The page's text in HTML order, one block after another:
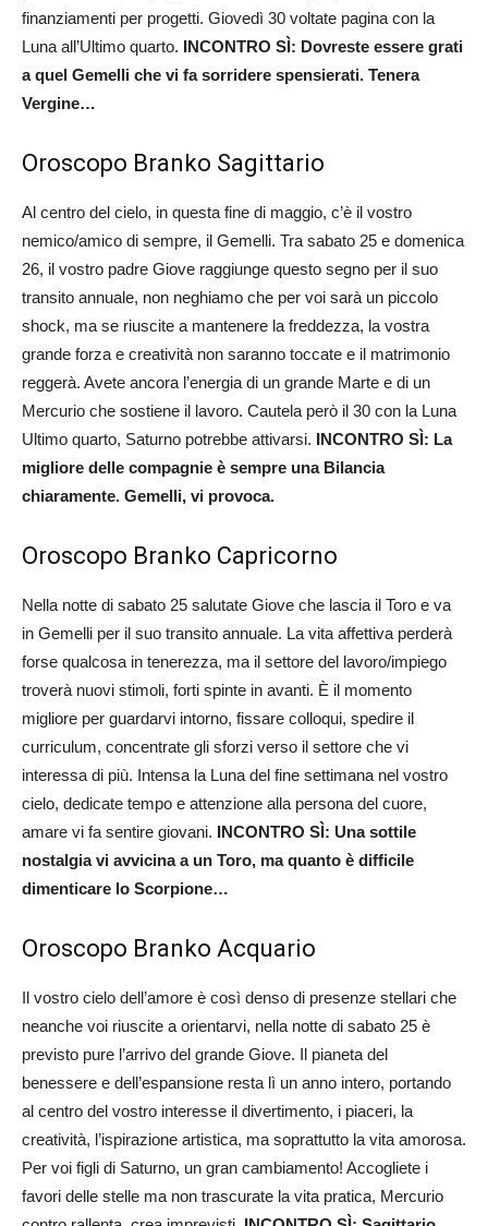
finanziamenti per progetti. Giovedì 30 voltate pagina con la
Luna all’Ultimo quarto. INCONTRO SÌ: Dovreste essere grati
a quel Gemelli che vi fa sorridere spensierati. Tenera
Vergine…
Oroscopo Branko Sagittario
Al centro del cielo, in questa fine di maggio, c’è il vostro
nemico/amico di sempre, il Gemelli. Tra sabato 25 e domenica
26, il vostro padre Giove raggiunge questo segno per il suo
transito annuale, non neghiamo che per voi sarà un piccolo
shock, ma se riuscite a mantenere la freddezza, la vostra
grande forza e creatività non saranno toccate e il matrimonio
reggerà. Avete ancora l’energia di un grande Marte e di un
Mercurio che sostiene il lavoro. Cautela però il 30 con la Luna
Ultimo quarto, Saturno potrebbe attivarsi. INCONTRO SÌ: La
migliore delle compagnie è sempre una Bilancia
chiaramente. Gemelli, vi provoca.
Oroscopo Branko Capricorno
Nella notte di sabato 25 salutate Giove che lascia il Toro e va
in Gemelli per il suo transito annuale. La vita affettiva perderà
forse qualcosa in tenerezza, ma il settore del lavoro/impiego
troverà nuovi stimoli, forti spinte in avanti. È il momento
migliore per guardarvi intorno, fissare colloqui, spedire il
curriculum, concentrate gli sforzi verso il settore che vi
interessa di più. Intensa la Luna del fine settimana nel vostro
cielo, dedicate tempo e attenzione alla persona del cuore,
amare vi fa sentire giovani. INCONTRO SÌ: Una sottile
nostalgia vi avvicina a un Toro, ma quanto è difficile
dimenticare lo Scorpione…
Oroscopo Branko Acquario
Il vostro cielo dell’amore è così denso di presenze stellari che
neanche voi riuscite a orientarvi, nella notte di sabato 25 è
previsto pure l’arrivo del grande Giove. Il pianeta del
benessere e dell’espansione resta lì un anno intero, portando
al centro del vostro interesse il divertimento, i piaceri, la
creatività, l’ispirazione artistica, ma soprattutto la vita amorosa.
Per voi figli di Saturno, un gran cambiamento! Accogliete i
favori delle stelle ma non trascurate la vita pratica, Mercurio